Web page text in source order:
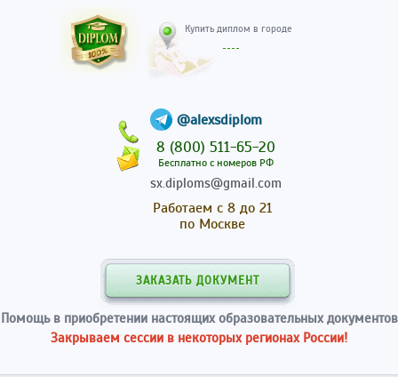
@alexsdiplom
8 (800) 511-65-20
Бесплатно с номеров РФ
sx.diploms@gmail.com
Работаем с 8 до 21
по Москве
ЗАКАЗАТЬ ДОКУМЕНТ
Помощь в приобретении настоящих образовательных документов
Закрываем сессии в некоторых регионах России!